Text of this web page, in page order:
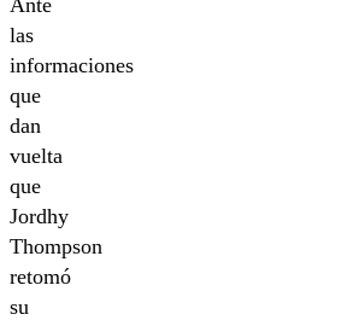
las
informaciones
que
dan
vuelta
que
Jordhy
Thompson
retomó
su